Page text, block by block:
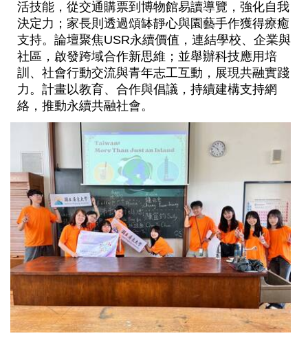
活技能，從交通購票到博物館易讀導覽，強化自我
決定力；家長則透過頌缽靜心與園藝手作獲得療癒
支持。論壇聚焦USR永續價值，連結學校、企業與
社區，啟發跨域合作新思維；並舉辦科技應用培
訓、社會行動交流與青年志工互動，展現共融實踐
力。計畫以教育、合作與倡議，持續建構支持網
絡，推動永續共融社會。